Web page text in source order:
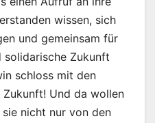
wissen, sich
und gemeinsam für
solidarische Zukunft
schloss mit den
Zukunft! Und da wollen
nicht nur von den